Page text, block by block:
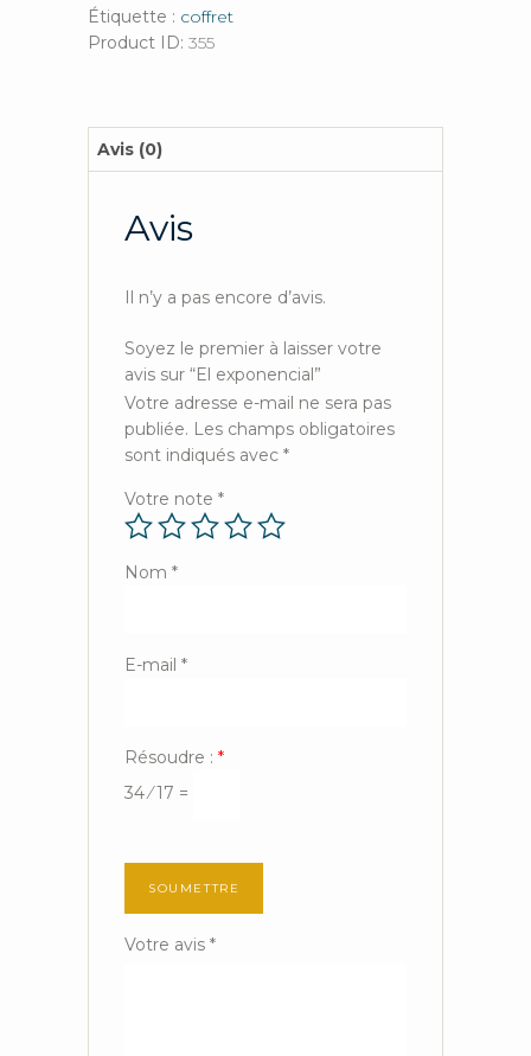
Étiquette : coffret
Product ID: 355
Avis (0)
Avis
Il n’y a pas encore d’avis.
Soyez le premier à laisser votre
avis sur “El exponencial”
Votre adresse e-mail ne sera pas
publiée. Les champs obligatoires
sont indiqués avec *
Votre note *
Nom *
E-mail *
Résoudre : *
34 ⁄ 17 =
Votre avis *